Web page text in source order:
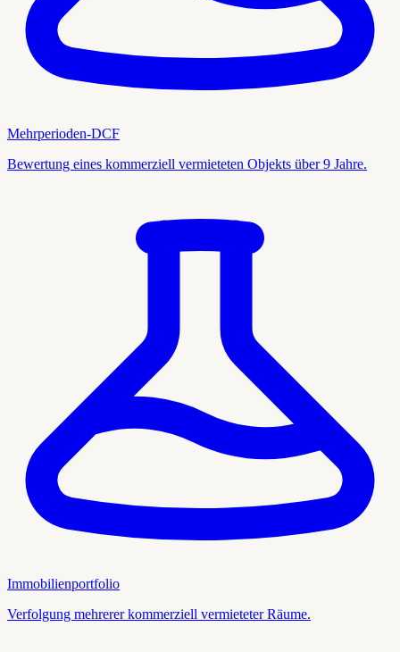
Mehrperioden-DCF
Bewertung eines kommerziell vermieteten Objekts über 9 Jahre.
Immobilienportfolio
Verfolgung mehrerer kommerziell vermieteter Räume.